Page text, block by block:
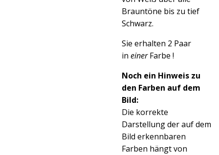
Brauntöne bis zu tief
Schwarz.
Sie erhalten 2 Paar
in einerFarbe !
Noch ein Hinweis zu
den Farben auf dem
Bild:
Die korrekte
Darstellung der auf dem
Bild erkennbaren
Farben hängt von